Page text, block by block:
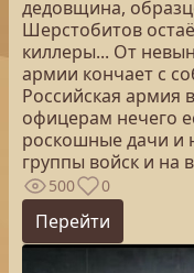
дедовщина,
Шерстобитов
киллеры... От
армии кончает с
Российская армия
офицерам нечего
роскошные дачи и
группы войск и на
500 0
Перейти